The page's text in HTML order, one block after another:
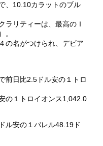
、10.10カラットのブル
ラリティーは、最高のＩ
。
の名がつけられ、デビア
前日比2.5ドル安の１トロ
の１トロイオンス1,042.0
ル安の１バレル48.19ド